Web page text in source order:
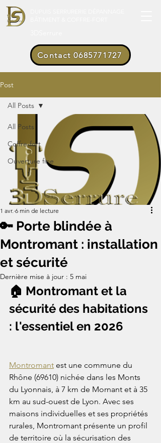
Contact 0685771727
Post
All Posts
Coffre-fort
Ouverture fine
All Posts
🔑 Porte blindée à
Montromant : installation
et sécurité
1 avr. 6 min de lecture
Dernière mise à jour : 5 mai
🏠 Montromant et la
sécurité des habitations
: l'essentiel en 2026
Montromant est une commune du
Rhône (69610) nichée dans les Monts
du Lyonnais, à 7 km de Mornant et à 35
km au sud-ouest de Lyon. Avec ses
maisons individuelles et ses propriétés
rurales, Montromant présente un profil
de territoire où la sécurisation des